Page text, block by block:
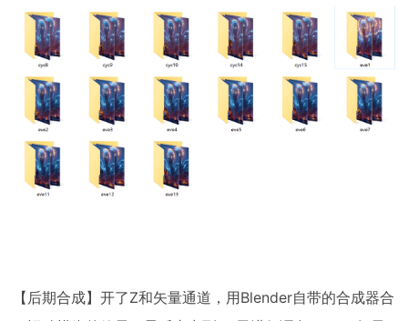
【后期合成】开了Z和矢量通道，用Blender自带的合成器合